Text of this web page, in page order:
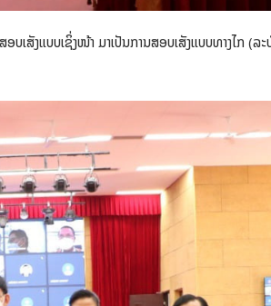
ສັງແບບເຊິ່ງໜ້າ ມາເປັນການສອບເສັງແບບທາງໄກ (ລ